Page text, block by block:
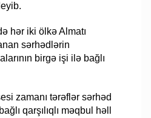
hər iki ölkə Almatı
sərhədlərin
birgə işi ilə bağlı
zamanı tərəflər sərhəd
qarşılıqlı məqbul həll